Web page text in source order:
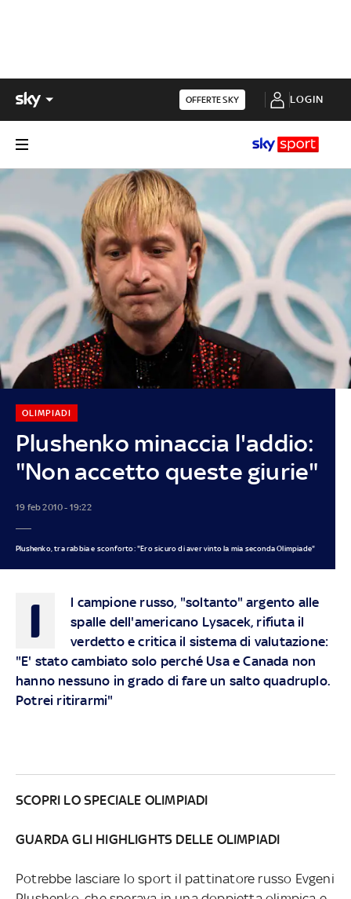
OFFERTE SKY LOGIN
Plushenko minaccia l'addio:
"Non accetto queste giurie"
OLIMPIADI
19 feb 2010 - 19:22
Plushenko, tra rabbia e sconforto: "Ero sicuro di aver vinto la mia seconda Olimpiade"
I
l campione russo, "soltanto" argento alle
spalle dell'americano Lysacek, rifiuta il
verdetto e critica il sistema di valutazione:
"E' stato cambiato solo perché Usa e Canada non
hanno nessuno in grado di fare un salto quadruplo.
Potrei ritirarmi"
SCOPRI LO SPECIALE OLIMPIADI
GUARDA GLI HIGHLIGHTS DELLE OLIMPIADI
Potrebbe lasciare lo sport il pattinatore russo Evgeni